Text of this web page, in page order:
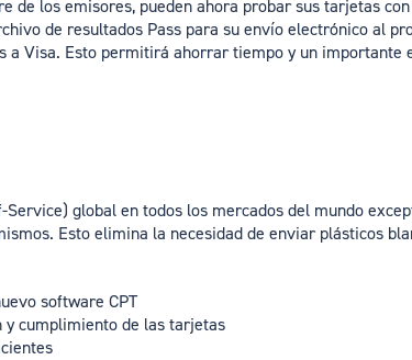
de los emisores, pueden ahora probar sus tarjetas
de resultados Pass para su envío electrónico al
Visa. Esto permitirá ahorrar tiempo y un importante
global en todos los mercados del mundo
Esto elimina la necesidad de enviar plásticos
software CPT
y cumplimiento de las tarjetas